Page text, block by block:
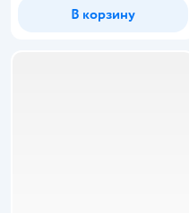
В корзину